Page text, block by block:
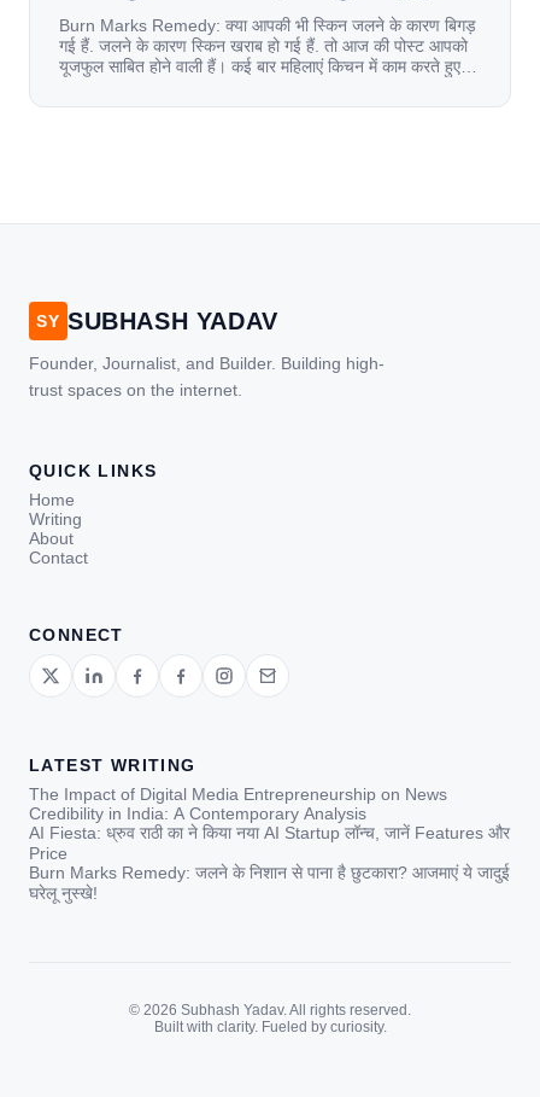
Burn Marks Remedy: क्या आपकी भी स्किन जलने के कारण बिगड़
गई हैं. जलने के कारण स्किन खराब हो गई हैं. तो आज की पोस्ट आपको
यूजफुल साबित होने वाली हैं। कई बार महिलाएं किचन में काम करते हुए
[…]
SY SUBHASH YADAV
Founder, Journalist, and Builder. Building high-
trust spaces on the internet.
QUICK LINKS
Home
Writing
About
Contact
CONNECT
LATEST WRITING
The Impact of Digital Media Entrepreneurship on News
Credibility in India: A Contemporary Analysis
AI Fiesta: ध्रुव राठी का ने किया नया AI Startup लॉन्च, जानें Features और
Price
Burn Marks Remedy: जलने के निशान से पाना है छुटकारा? आजमाएं ये जादुई
घरेलू नुस्खे!
© 2026 Subhash Yadav. All rights reserved.
Built with clarity. Fueled by curiosity.